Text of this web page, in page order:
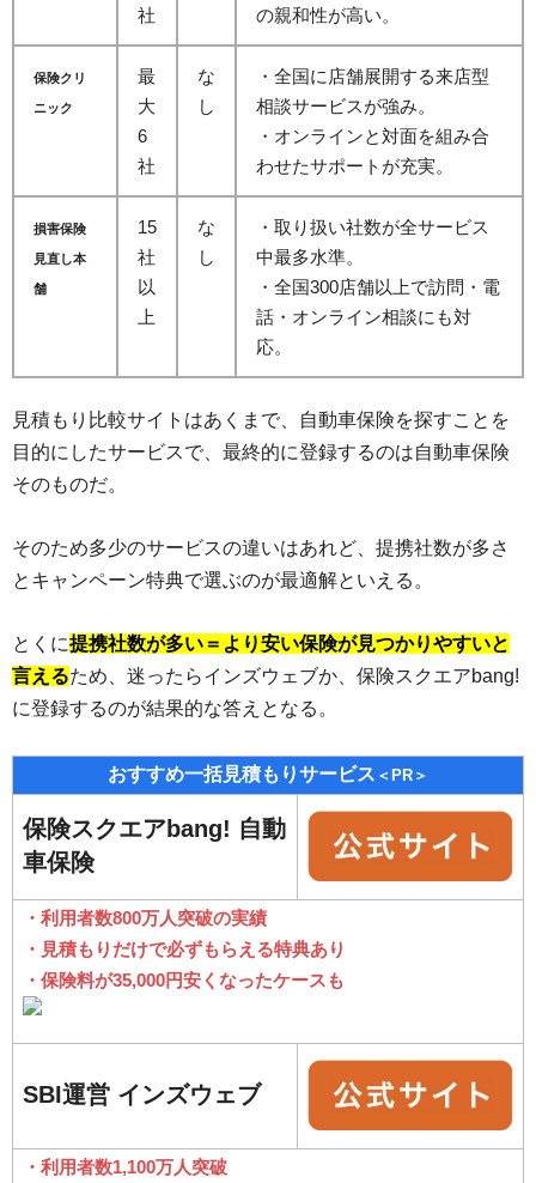
社 の親和性が高い。
保険クリ
ニック
最
大
6
社
な
し
・全国に店舗展開する来店型
相談サービスが強み。
・オンラインと対面を組み合
わせたサポートが充実。
損害保険
見直し本
舗
15
社
以
上
な
し
・取り扱い社数が全サービス
中最多水準。
・全国300店舗以上で訪問・電
話・オンライン相談にも対
応。
見積もり比較サイトはあくまで、自動車保険を探すことを
目的にしたサービスで、最終的に登録するのは自動車保険
そのものだ。
そのため多少のサービスの違いはあれど、提携社数が多さ
とキャンペーン特典で選ぶのが最適解といえる。
とくに提携社数が多い＝より安い保険が見つかりやすいと
言えるため、迷ったらインズウェブか、保険スクエアbang!
に登録するのが結果的な答えとなる。
おすすめ一括見積もりサービス ＜PR＞
保険スクエアbang! 自動
車保険
・利用者数800万人突破の実績
・見積もりだけで必ずもらえる特典あり
・保険料が35,000円安くなったケースも
SBI運営 インズウェブ
・利用者数1,100万人突破